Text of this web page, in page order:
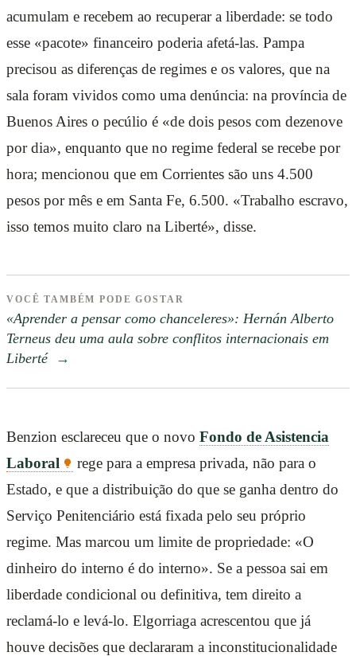
acumulam e recebem ao recuperar a liberdade: se todo
esse «pacote» financeiro poderia afetá-las. Pampa
precisou as diferenças de regimes e os valores, que na
sala foram vividos como uma denúncia: na província de
Buenos Aires o pecúlio é «de dois pesos com dezenove
por dia», enquanto que no regime federal se recebe por
hora; mencionou que em Corrientes são uns 4.500
pesos por mês e em Santa Fe, 6.500. «Trabalho escravo,
isso temos muito claro na Liberté», disse.
VOCÊ TAMBÉM PODE GOSTAR
«Aprender a pensar como chanceleres»: Hernán Alberto
Terneus deu uma aula sobre conflitos internacionais em
Liberté →
Benzion esclareceu que o novo Fondo de Asistencia
Laboral
rege para a empresa privada, não para o
Estado, e que a distribuição do que se ganha dentro do
Serviço Penitenciário está fixada pelo seu próprio
regime. Mas marcou um limite de propriedade: «O
dinheiro do interno é do interno». Se a pessoa sai em
liberdade condicional ou definitiva, tem direito a
reclamá-lo e levá-lo. Elgorriaga acrescentou que já
houve decisões que declararam a inconstitucionalidade